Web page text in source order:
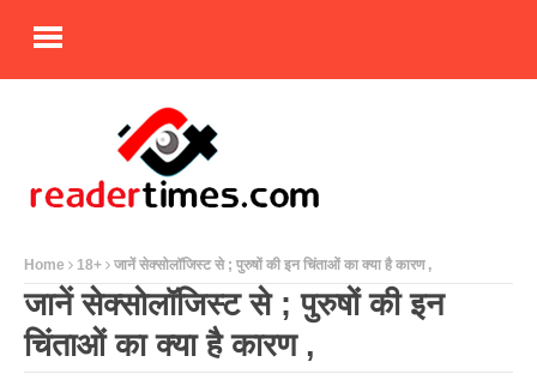
Home 18+ जानें सेक्सोलॉजिस्ट से ; पुरुषों की इन चिंताओं का क्या है कारण ,
जानें सेक्सोलॉजिस्ट से ; पुरुषों की इन
चिंताओं का क्या है कारण ,